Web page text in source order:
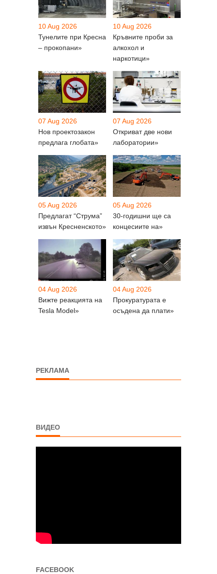
10 Aug 2026
Тунелите при Кресна
– прокопани»
10 Aug 2026
Кръвните проби за
алкохол и
наркотици»
07 Aug 2026
Нов проектозакон
предлага глобата»
07 Aug 2026
Откриват две нови
лаборатории»
05 Aug 2026
Предлагат “Струма”
извън Кресненското»
05 Aug 2026
30-годишни ще са
концесиите на»
04 Aug 2026
Вижте реакцията на
Tesla Model»
04 Aug 2026
Прокуратурата е
осъдена да плати»
РЕКЛАМА
ВИДЕО
FACEBOOK